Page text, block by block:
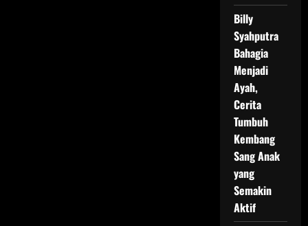
Billy
Syahputra
Bahagia
Menjadi
Ayah,
Cerita
Tumbuh
Kembang
Sang Anak
yang
Semakin
Aktif